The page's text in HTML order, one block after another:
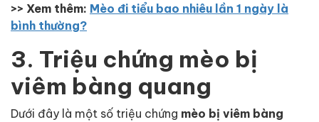
>> Xem thêm: Mèo đi tiểu bao nhiêu lần 1 ngày là
bình thường?
3. Triệu chứng mèo bị
viêm bàng quang
Dưới đây là một số triệu chứng mèo bị viêm bàng